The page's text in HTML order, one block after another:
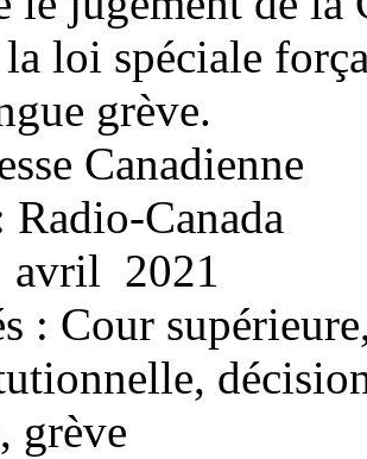
loi spéciale
grève.
Canadienne
Radio-Canada
avril 2021
: Cour
grève